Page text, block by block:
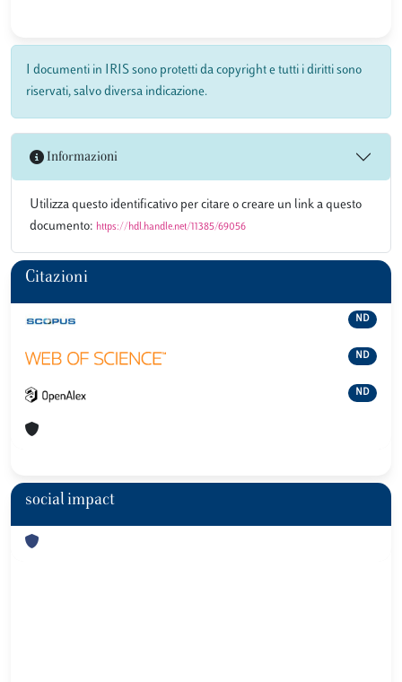
I documenti in IRIS sono protetti da copyright e tutti i diritti sono
riservati, salvo diversa indicazione.
Informazioni
Utilizza questo identificativo per citare o creare un link a questo
documento: https://hdl.handle.net/11385/69056
Citazioni
ND
ND
ND
social impact